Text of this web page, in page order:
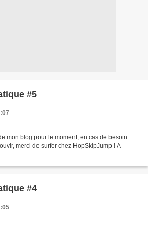
#5
mon blog pour le moment, en cas de besoin
merci de surfer chez HopSkipJump ! A
#4